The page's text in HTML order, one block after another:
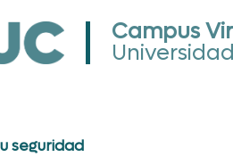
Campus Virtual
Universidad de Cantabria
seguridad